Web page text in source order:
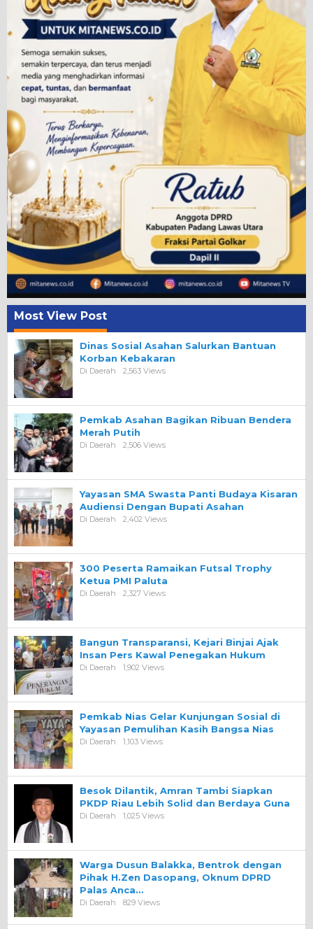
Most View Post
Dinas Sosial Asahan Salurkan Bantuan
Korban Kebakaran
Di Daerah 2,563 Views
Pemkab Asahan Bagikan Ribuan Bendera
Merah Putih
Di Daerah 2,506 Views
Yayasan SMA Swasta Panti Budaya Kisaran
Audiensi Dengan Bupati Asahan
Di Daerah 2,402 Views
300 Peserta Ramaikan Futsal Trophy
Ketua PMI Paluta
Di Daerah 2,327 Views
Bangun Transparansi, Kejari Binjai Ajak
Insan Pers Kawal Penegakan Hukum
Di Daerah 1,902 Views
Pemkab Nias Gelar Kunjungan Sosial di
Yayasan Pemulihan Kasih Bangsa Nias
Di Daerah 1,103 Views
Besok Dilantik, Amran Tambi Siapkan
PKDP Riau Lebih Solid dan Berdaya Guna
Di Daerah 1,025 Views
Warga Dusun Balakka, Bentrok dengan
Pihak H.Zen Dasopang, Oknum DPRD
Palas Anca…
Di Daerah 829 Views